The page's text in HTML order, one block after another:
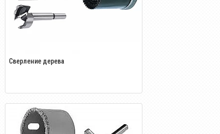
Сверление дерева